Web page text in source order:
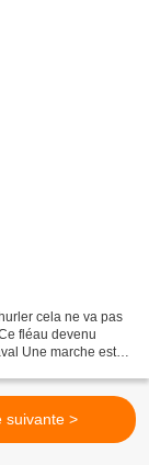
cela ne va pas
fléau devenu
Une marche est
suivante >